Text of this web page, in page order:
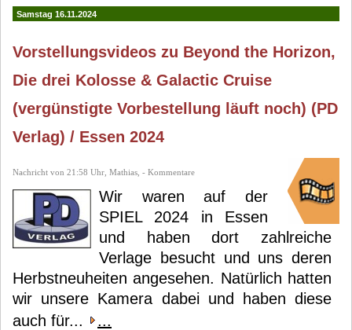
Lorenzen
Samstag 16.11.2024
Vorstellungsvideos zu Beyond the Horizon,
Die drei Kolosse & Galactic Cruise
(vergünstigte Vorbestellung läuft noch) (PD
Verlag) / Essen 2024
Nachricht von 21:58 Uhr, Mathias, - Kommentare
Wir waren auf der
SPIEL 2024 in Essen
und haben dort zahlreiche
Verlage besucht und uns deren
Herbstneuheiten angesehen. Natürlich hatten
wir unsere Kamera dabei und haben diese
auch für...
...